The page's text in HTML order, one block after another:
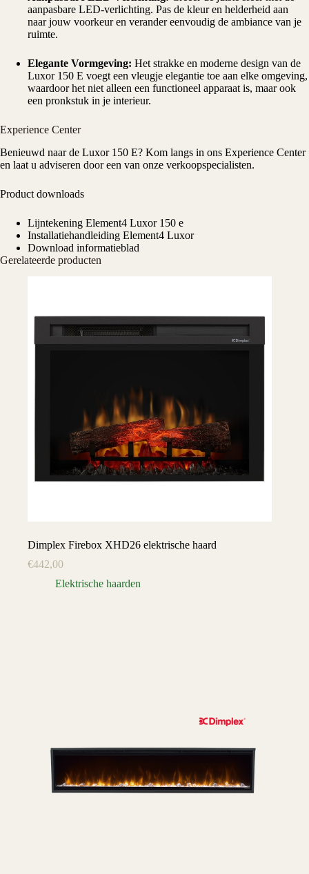
aanpasbare LED-verlichting. Pas de kleur en helderheid aan
naar jouw voorkeur en verander eenvoudig de ambiance van je
ruimte.
Elegante Vormgeving: Het strakke en moderne design van de
Luxor 150 E voegt een vleugje elegantie toe aan elke omgeving,
waardoor het niet alleen een functioneel apparaat is, maar ook
een pronkstuk in je interieur.
Experience Center
Benieuwd naar de Luxor 150 E? Kom langs in ons Experience Center
en laat u adviseren door een van onze verkoopspecialisten.
Product downloads
Lijntekening Element4 Luxor 150 e
Installatiehandleiding Element4 Luxor
Download informatieblad
Gerelateerde producten
Dimplex Firebox XHD26 elektrische haard
€442,00
Elektrische haarden